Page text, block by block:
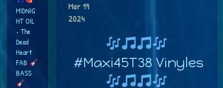
Mar19
2024
#Maxi45T38 Vinyles
MIDNIG
HT OIL
• The
Dead
Heart
FAB
BASS